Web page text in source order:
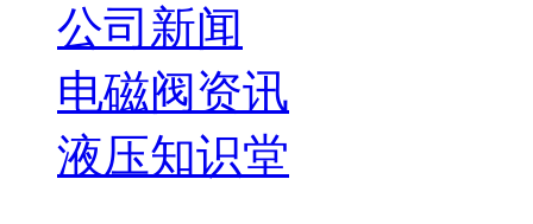
公司新闻
电磁阀资讯
液压知识堂